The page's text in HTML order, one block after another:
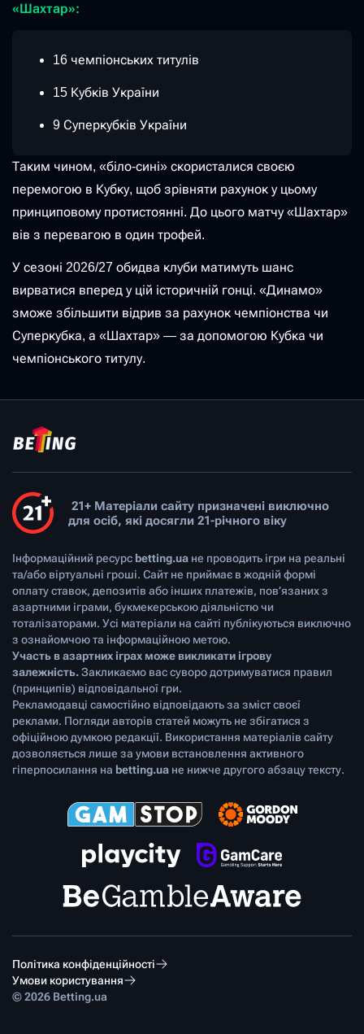
«Шахтар»:
16 чемпіонських титулів
15 Кубків України
9 Суперкубків України
Таким чином, «біло-сині» скористалися своєю
перемогою в Кубку, щоб зрівняти рахунок у цьому
принциповому протистоянні. До цього матчу «Шахтар»
вів з перевагою в один трофей.
У сезоні 2026/27 обидва клуби матимуть шанс
вирватися вперед у цій історичній гонці. «Динамо»
зможе збільшити відрив за рахунок чемпіонства чи
Суперкубка, а «Шахтар» — за допомогою Кубка чи
чемпіонського титулу.
21+ Матеріали сайту призначені виключно
для осіб, які досягли 21-річного віку
Інформаційний ресурс betting.ua не проводить ігри на реальні
та/або віртуальні гроші. Сайт не приймає в жодній формі
оплату ставок, депозитів або інших платежів, пов’язаних з
азартними іграми, букмекерською діяльністю чи
тоталізаторами. Усі матеріали на сайті публікуються виключно
з ознайомчою та інформаційною метою.
Участь в азартних іграх може викликати ігрову
залежність.Закликаємо вас суворо дотримуватися правил
(принципів) відповідальної гри.
Рекламодавці самостійно відповідають за зміст своєї
реклами. Погляди авторів статей можуть не збігатися з
офіційною думкою редакції. Використання матеріалів сайту
дозволяється лише за умови встановлення активного
гіперпосилання на betting.ua не нижче другого абзацу тексту.
© 2026 Betting.ua
Політика конфіденційності
Умови користування